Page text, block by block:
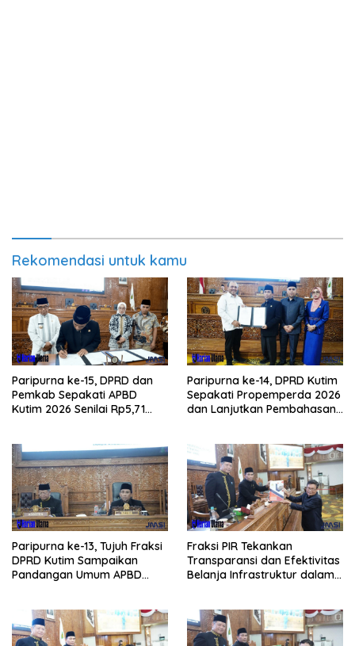
Rekomendasi untuk kamu
Paripurna ke-15, DPRD dan
Pemkab Sepakati APBD
Kutim 2026 Senilai Rp5,71
Paripurna ke-14, DPRD Kutim
Sepakati Propemperda 2026
dan Lanjutkan Pembahasan
Paripurna ke-13, Tujuh Fraksi
DPRD Kutim Sampaikan
Pandangan Umum APBD
Fraksi PIR Tekankan
Transparansi dan Efektivitas
Belanja Infrastruktur dalam